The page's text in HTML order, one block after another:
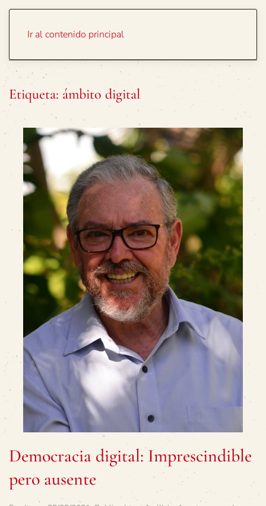
Ir al contenido principal
Etiqueta: ámbito digital
Democracia digital: Imprescindible
pero ausente